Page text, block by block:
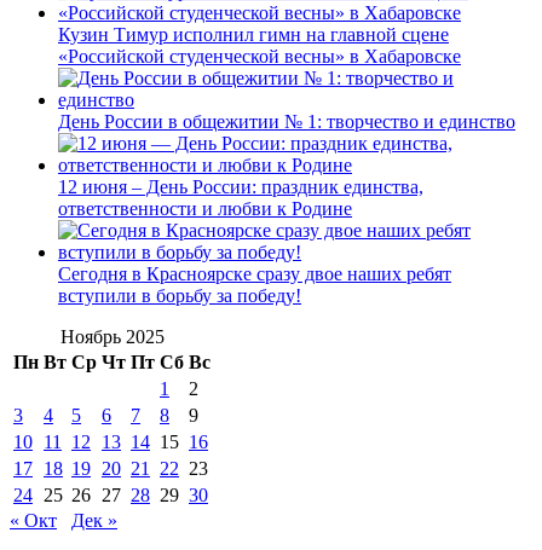
Кузин Тимур исполнил гимн на главной сцене
«Российской студенческой весны» в Хабаровске
День России в общежитии № 1: творчество и единство
12 июня – День России: праздник единства,
ответственности и любви к Родине
Сегодня в Красноярске сразу двое наших ребят
вступили в борьбу за победу!
Ноябрь 2025
Пн Вт Ср Чт Пт Сб Вс
1
2
3
4 5 6 7 8
9
10 11 12 13 14 15 16
17 18 19 20 21 22 23
24 25 26 27 28 29 30
« Окт
Дек »